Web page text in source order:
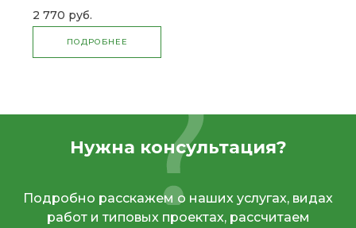
2 770 руб.
ПОДРОБНЕЕ
Нужна консультация?
Подробно расскажем о наших услугах, видах
работ и типовых проектах, рассчитаем